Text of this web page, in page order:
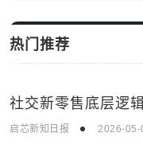
热门推荐
科技资讯
敏捷开发×AI中台
南